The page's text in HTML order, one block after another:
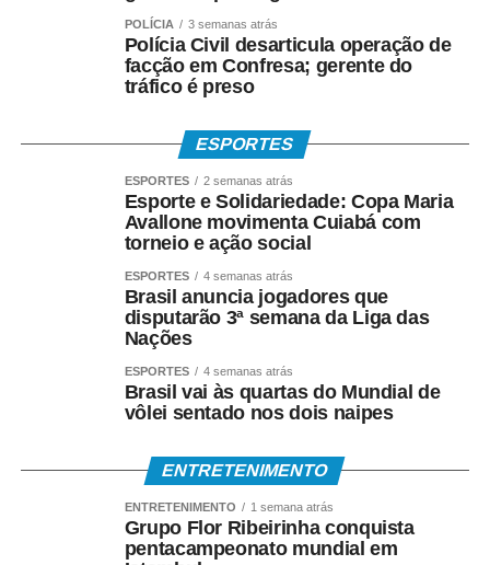
cidadania e inclusão social.
“A pipa mudou a minha vida. Foi meu brinquedo, meu
lazer e também meu sustento. Hoje tenho a alegria de
podem aprender, sonhar e construir oportunidades por
meio de uma brincadeira tão simples e tão rica
culturalmente”, afirma o arte-educador que utiliza a rede
social @grincopipascuiaba, no Instagram.
*DA BRINCADEIRA AO ESPORTE*
Além de símbolo da infância brasileira, a pipa também
conquistou espaço como modalidade esportiva.
nacionais, sul-americanos e mundiais, reunindo atletas
em disputas que avaliam técnica, criatividade,
Gringo é um dos principais incentivadores dessa
modalidade em Mato Grosso. Presidente da Associação
Mato-Grossense de Pipeiros, ele organiza festivais,
POLÍCIA 3 semanas atrás
Polícia Civil desarticula operação de
facção em Confresa; gerente do
tráfico é preso
ESPORTES
ESPORTES 2 semanas atrás
Esporte e Solidariedade: Copa Maria
Avallone movimenta Cuiabá com
torneio e ação social
ESPORTES 4 semanas atrás
Brasil anuncia jogadores que
disputarão 3ª semana da Liga das
Nações
ESPORTES 4 semanas atrás
Brasil vai às quartas do Mundial de
vôlei sentado nos dois naipes
ENTRETENIMENTO
ENTRETENIMENTO 1 semana atrás
Grupo Flor Ribeirinha conquista
pentacampeonato mundial em